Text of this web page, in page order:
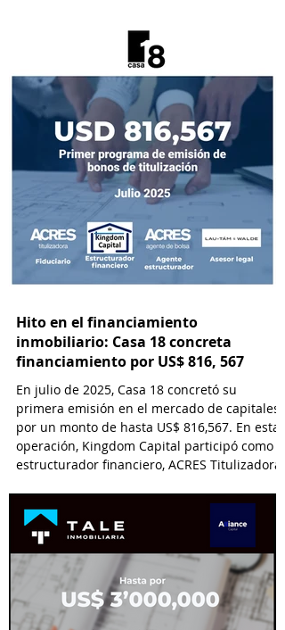
Hito en el financiamiento
inmobiliario: Casa 18 concreta
financiamiento por US$ 816, 567
En julio de 2025, Casa 18 concretó su
primera emisión en el mercado de capitales
por un monto de hasta US$ 816,567. En esta
operación, Kingdom Capital participó como
estructurador financiero, ACRES Titulizadora
Estructurador y Lau-Tam & Walde como
asesor legal.